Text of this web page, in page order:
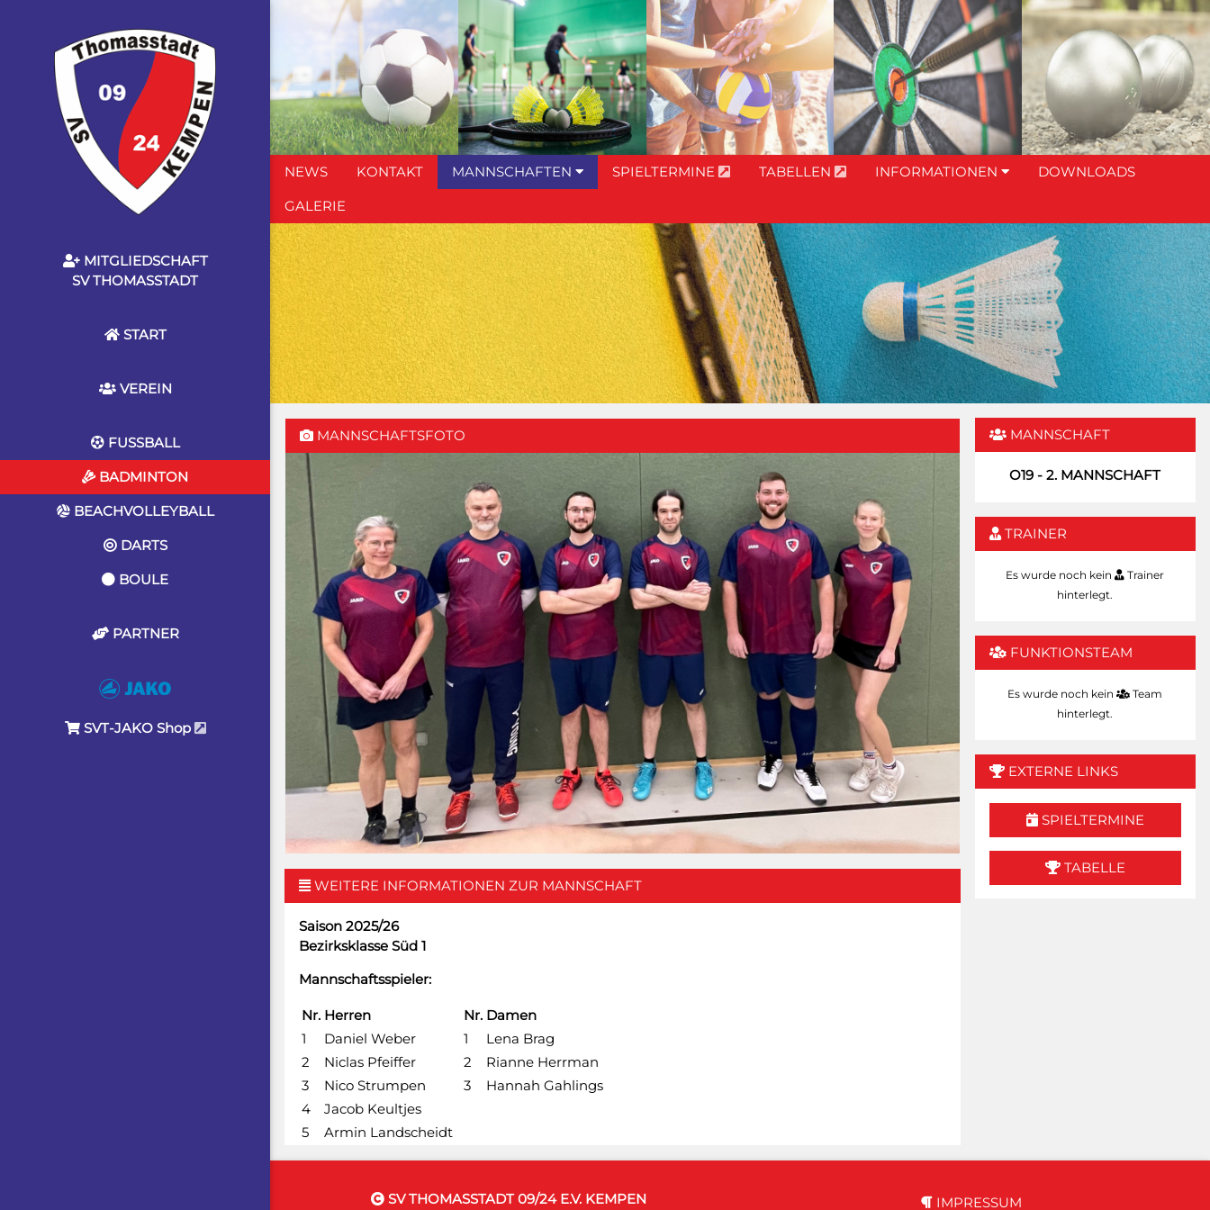
MITGLIEDSCHAFT
SV THOMASSTADT
START
VEREIN
FUSSBALL
BADMINTON
BEACHVOLLEYBALL
DARTS
BOULE
PARTNER
SVT-JAKO Shop
NEWS KONTAKT MANNSCHAFTEN SPIELTERMINE TABELLEN INFORMATIONEN
DOWNLOADS
GALERIE
MANNSCHAFTSFOTO
WEITERE INFORMATIONEN ZUR MANNSCHAFT
Saison 2025/26
Bezirksklasse Süd 1
Mannschaftsspieler:
Nr. Herren Nr. Damen
1
Daniel Weber 1
Lena Brag
2
Niclas Pfeiffer 2
Rianne Herrman
3
Nico Strumpen 3
Hannah Gahlings
4
Jacob Keultjes
5
Armin Landscheidt
MANNSCHAFT
O19 - 2. MANNSCHAFT
TRAINER
Es wurde noch kein
Trainer
hinterlegt.
FUNKTIONSTEAM
Es wurde noch kein
Team
hinterlegt.
EXTERNE LINKS
SPIELTERMINE
TABELLE
SV THOMASSTADT 09/24 E.V. KEMPEN IMPRESSUM